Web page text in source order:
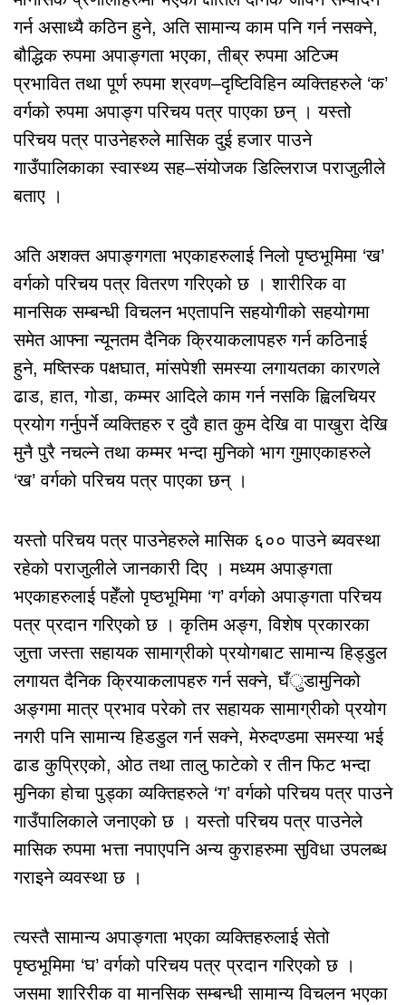
गर्न असाध्यै कठिन हुने, अति सामान्य काम पनि गर्न नसक्ने,
बौद्धिक रुपमा अपाङ्गता भएका, तीब्र रुपमा अटिज्म
प्रभावित तथा पूर्ण रुपमा श्रवण–दृष्टिविहिन व्यक्तिहरुले ‘क’
वर्गको रुपमा अपाङ्ग परिचय पत्र पाएका छन् । यस्तो
परिचय पत्र पाउनेहरुले मासिक दुई हजार पाउने
गाउँपालिकाका स्वास्थ्य सह–संयोजक डिल्लिराज पराजुलीले
बताए ।
अति अशक्त अपाङ्गगता भएकाहरुलाई निलो पृष्ठभूमिमा ‘ख’
वर्गको परिचय पत्र वितरण गरिएको छ । शारीरिक वा
मानसिक सम्बन्धी विचलन भएतापनि सहयोगीको सहयोगमा
समेत आफ्ना न्यूनतम दैनिक क्रियाकलापहरु गर्न कठिनाई
हुने, मष्तिस्क पक्षघात, मांसपेशी समस्या लगायतका कारणले
ढाड, हात, गोडा, कम्मर आदिले काम गर्न नसकि ह्विलचियर
प्रयोग गर्नुपर्ने व्यक्तिहरु र दुवै हात कुम देखि वा पाखुरा देखि
मुनै पुरै नचल्ने तथा कम्मर भन्दा मुनिको भाग गुमाएकाहरुले
‘ख’ वर्गको परिचय पत्र पाएका छन् ।
यस्तो परिचय पत्र पाउनेहरुले मासिक ६०० पाउने ब्यवस्था
रहेको पराजुलीले जानकारी दिए । मध्यम अपाङ्गता
भएकाहरुलाई पहेँलो पृष्ठभूमिमा ‘ग’ वर्गको अपाङ्गता परिचय
पत्र प्रदान गरिएको छ । कृतिम अङ्ग, विशेष प्रकारका
जुत्ता जस्ता सहायक सामाग्रीको प्रयोगबाट सामान्य हिड्डुल
लगायत दैनिक क्रियाकलापहरु गर्न सक्ने, घँुडामुनिको
अङ्गमा मात्र प्रभाव परेको तर सहायक सामाग्रीको प्रयोग
नगरी पनि सामान्य हिडडुल गर्न सक्ने, मेरुदण्डमा समस्या भई
ढाड कुप्रिएको, ओठ तथा तालु फाटेको र तीन फिट भन्दा
मुनिका होचा पुड्का व्यक्तिहरुले ‘ग’ वर्गको परिचय पत्र पाउने
गाउँपालिकाले जनाएको छ । यस्तो परिचय पत्र पाउनेले
मासिक रुपमा भत्ता नपाएपनि अन्य कुराहरुमा सुविधा उपलब्ध
गराइने व्यवस्था छ ।
त्यस्तै सामान्य अपाङ्गता भएका व्यक्तिहरुलाई सेतो
पृष्ठभूमिमा ‘घ’ वर्गको परिचय पत्र प्रदान गरिएको छ ।
जसमा शारिरीक वा मानसिक सम्बन्धी सामान्य विचलन भएका